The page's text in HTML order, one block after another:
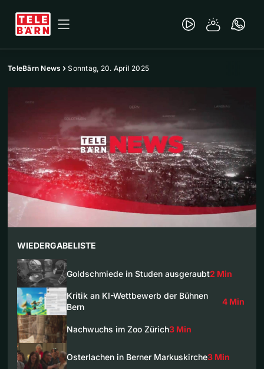
TeleBärn News Sonntag, 20. April 2025
WIEDERGABELISTE
Goldschmiede in Studen ausgeraubt2 Min
Kritik an KI-Wettbewerb der Bühnen
Bern
4 Min
Nachwuchs im Zoo Zürich3 Min
Osterlachen in Berner Markuskirche3 Min